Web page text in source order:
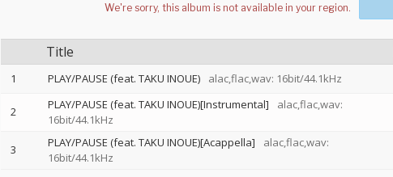
Title
1 PLAY/PAUSE (feat. TAKU INOUE) alac,flac,wav: 16bit/44.1kHz
2 PLAY/PAUSE (feat. TAKU INOUE)[Instrumental]
alac,flac,wav:
16bit/44.1kHz
3 PLAY/PAUSE (feat. TAKU INOUE)[Acappella]
alac,flac,wav:
16bit/44.1kHz